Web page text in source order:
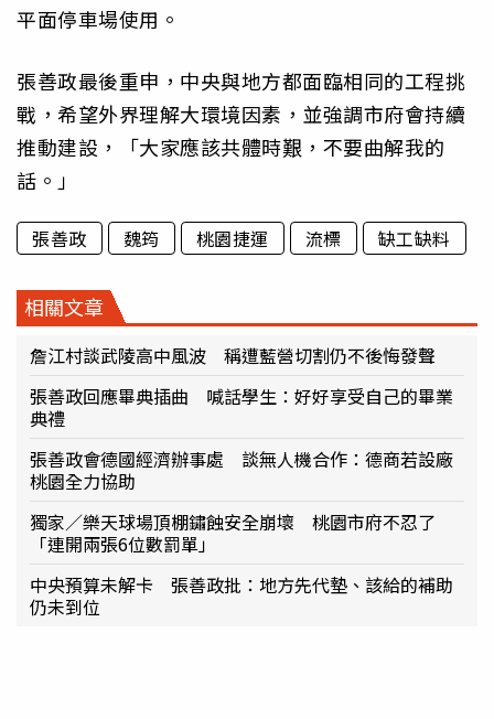
平面停車場使用。
張善政最後重申，中央與地方都面臨相同的工程挑
戰，希望外界理解大環境因素，並強調市府會持續
推動建設，「大家應該共體時艱，不要曲解我的
話。」
張善政 魏筠 桃園捷運 流標 缺工缺料
相關文章
詹江村談武陵高中風波 稱遭藍營切割仍不後悔發聲
張善政回應畢典插曲 喊話學生：好好享受自己的畢業
典禮
張善政會德國經濟辦事處 談無人機合作：德商若設廠
桃園全力協助
獨家／樂天球場頂棚鏽蝕安全崩壞 桃園市府不忍了
「連開兩張6位數罰單」
中央預算未解卡 張善政批：地方先代墊、該給的補助
仍未到位